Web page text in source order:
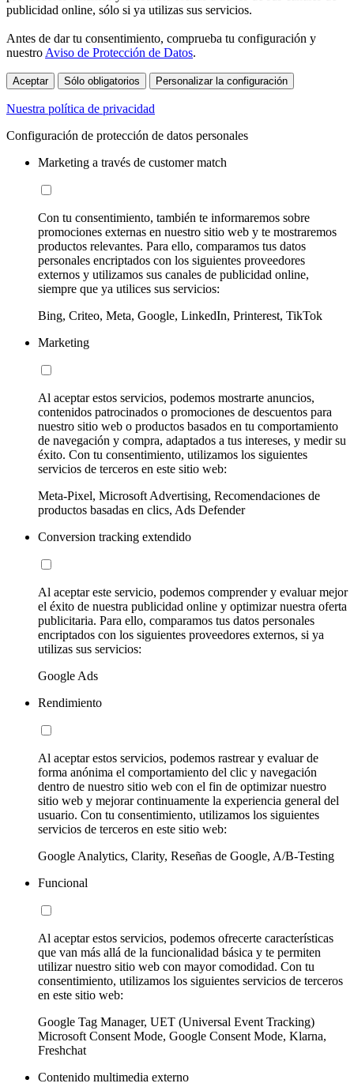
publicidad online, sólo si ya utilizas sus servicios.
Antes de dar tu consentimiento, comprueba tu configuración y
nuestro Aviso de Protección de Datos.
Aceptar Sólo obligatorios Personalizar la configuración
Nuestra política de privacidad
Configuración de protección de datos personales
Marketing a través de customer match
Con tu consentimiento, también te informaremos sobre
promociones externas en nuestro sitio web y te mostraremos
productos relevantes. Para ello, comparamos tus datos
personales encriptados con los siguientes proveedores
externos y utilizamos sus canales de publicidad online,
siempre que ya utilices sus servicios:
Bing, Criteo, Meta, Google, LinkedIn, Printerest, TikTok
Marketing
Al aceptar estos servicios, podemos mostrarte anuncios,
contenidos patrocinados o promociones de descuentos para
nuestro sitio web o productos basados en tu comportamiento
de navegación y compra, adaptados a tus intereses, y medir su
éxito. Con tu consentimiento, utilizamos los siguientes
servicios de terceros en este sitio web:
Meta-Pixel, Microsoft Advertising, Recomendaciones de
productos basadas en clics, Ads Defender
Conversion tracking extendido
Al aceptar este servicio, podemos comprender y evaluar mejor
el éxito de nuestra publicidad online y optimizar nuestra oferta
publicitaria. Para ello, comparamos tus datos personales
encriptados con los siguientes proveedores externos, si ya
utilizas sus servicios:
Google Ads
Rendimiento
Al aceptar estos servicios, podemos rastrear y evaluar de
forma anónima el comportamiento del clic y navegación
dentro de nuestro sitio web con el fin de optimizar nuestro
sitio web y mejorar continuamente la experiencia general del
usuario. Con tu consentimiento, utilizamos los siguientes
servicios de terceros en este sitio web:
Google Analytics, Clarity, Reseñas de Google, A/B-Testing
Funcional
Al aceptar estos servicios, podemos ofrecerte características
que van más allá de la funcionalidad básica y te permiten
utilizar nuestro sitio web con mayor comodidad. Con tu
consentimiento, utilizamos los siguientes servicios de terceros
en este sitio web:
Google Tag Manager, UET (Universal Event Tracking)
Microsoft Consent Mode, Google Consent Mode, Klarna,
Freshchat
Contenido multimedia externo